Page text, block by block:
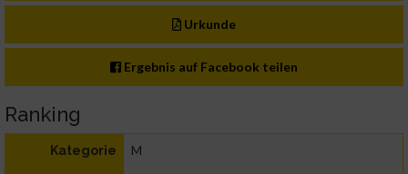
Urkunde
Ergebnis auf Facebook teilen
Ranking
Kategorie M